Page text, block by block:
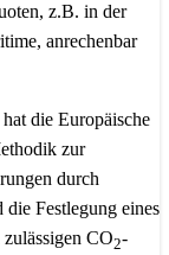
z.B. in der
anrechenbar
die Europäische
zur
durch
Festlegung eines
CO2-